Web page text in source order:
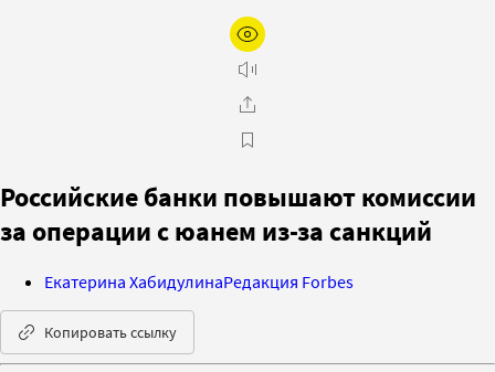
Российские банки повышают комиссии
за операции с юанем из-за санкций
Екатерина ХабидулинаРедакция Forbes
Копировать ссылку